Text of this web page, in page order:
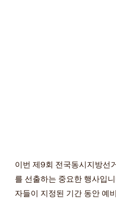
이번 제9회 전국동시지방선
를 선출하는 중요한 행사입
자들이 지정된 기간 동안 예